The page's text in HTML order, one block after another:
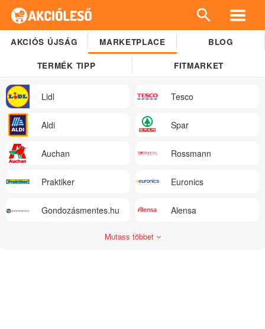
AKCIÓS ÚJSÁG MARKETPLACE BLOG
TERMÉK TIPP FITMARKET
Lidl Tesco
Aldi Spar
Auchan Rossmann
Praktiker Euronics
Gondozásmentes.hu Alensa
Mutass többet